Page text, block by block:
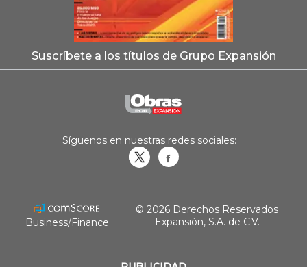
Suscríbete a los títulos de Grupo Expansión
Síguenos en nuestras redes sociales:
Business/Finance
© 2026 Derechos Reservados
Expansión, S.A. de C.V.